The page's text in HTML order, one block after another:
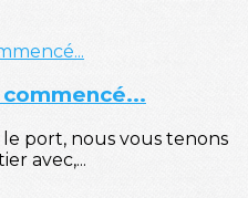
port, nous vous tenons
avec,...